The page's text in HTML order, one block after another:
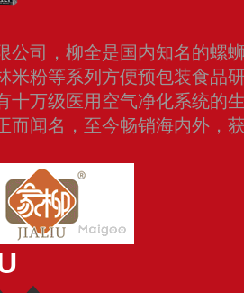
公司，柳全是国内知名的螺
米粉等系列方便预包装食品
十万级医用空气净化系统的
而闻名，至今畅销海内外，